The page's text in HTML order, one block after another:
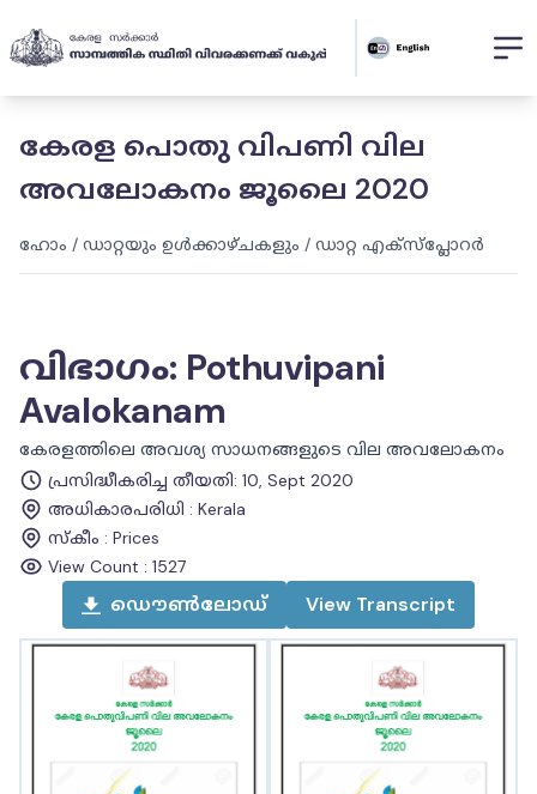
കേരള പൊതു വിപണി വില
അവലോകനം ജൂലൈ 2020
ഹോം / ഡാറ്റയും ഉൾക്കാഴ്ചകളും / ഡാറ്റ എക്സ്പ്ലോറർ
വിഭാഗം: Pothuvipani
Avalokanam
കേരളത്തിലെ അവശ്യ സാധനങ്ങളുടെ വില അവലോകനം
പ്രസിദ്ധീകരിച്ച തീയതി: 10, Sept 2020
അധികാരപരിധി : Kerala
സ്കീം : Prices
View Count : 1527
ഡൌൺലോഡ് View Transcript